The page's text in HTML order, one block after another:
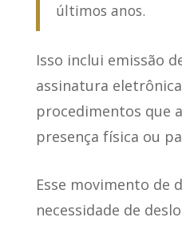
últimos anos.
Isso inclui emissão
assinatura
procedimentos que
presença física ou
Esse movimento de
necessidade de